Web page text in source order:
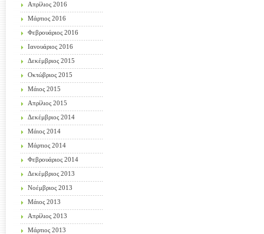
Απρίλιος 2016
Μάρτιος 2016
Φεβρουάριος 2016
Ιανουάριος 2016
Δεκέμβριος 2015
Οκτώβριος 2015
Μάιος 2015
Απρίλιος 2015
Δεκέμβριος 2014
Μάιος 2014
Μάρτιος 2014
Φεβρουάριος 2014
Δεκέμβριος 2013
Νοέμβριος 2013
Μάιος 2013
Απρίλιος 2013
Μάρτιος 2013